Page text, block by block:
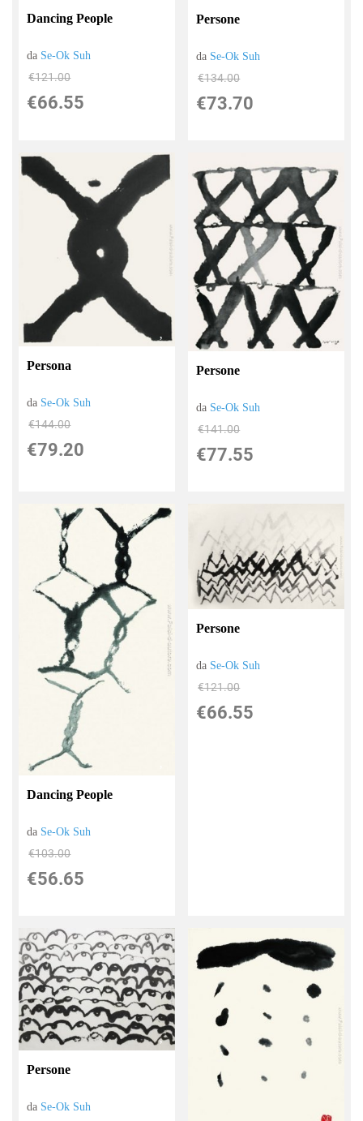
Dancing People
da Se-Ok Suh
€121.00
€66.55
Persone
da Se-Ok Suh
€134.00
€73.70
Persona
da Se-Ok Suh
€144.00
€79.20
Persone
da Se-Ok Suh
€141.00
€77.55
Dancing People
da Se-Ok Suh
€103.00
€56.65
Persone
da Se-Ok Suh
€121.00
€66.55
Persone
da Se-Ok Suh